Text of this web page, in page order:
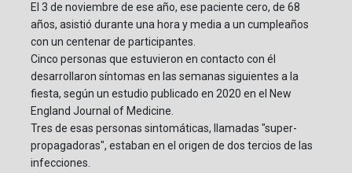
El 3 de noviembre de ese año, ese paciente cero, de 68
años, asistió durante una hora y media a un cumpleaños
con un centenar de participantes.
Cinco personas que estuvieron en contacto con él
desarrollaron síntomas en las semanas siguientes a la
fiesta, según un estudio publicado en 2020 en el New
England Journal of Medicine.
Tres de esas personas sintomáticas, llamadas "super-
propagadoras", estaban en el origen de dos tercios de las
infecciones.